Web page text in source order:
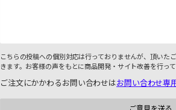
こちらの投稿への個別対応は行っておりませんが、頂いた
きます。お客様の声をもとに商品開発・サイト改善を行って
ご注文にかかわるお問い合わせはお問い合わせ専